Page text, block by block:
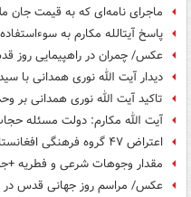
ماجرای نامه‌ای که به قیمت جان
پاسخ آیت‎الله مکارم‌ به سوء‌استفاده‌ از فتوای حجاب
عکس/ چمران در راهپیمایی روز
دیدار آیت الله نوری همدانی با
تاکید آیت الله نوری همدانی بر
آیت الله مکارم: دولت مسئله
اعتراض ۴۷ گروه فرهنگی افغانستانی به علی جنتی
مقدار وجوهات شرعی و فطریه
عکس/ مراسم روز جهانی قدس در